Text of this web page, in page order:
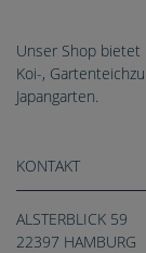
Unser Shop bietet
Koi-,
Japangarten.
KONTAKT
ALSTERBLICK 59
22397 HAMBURG